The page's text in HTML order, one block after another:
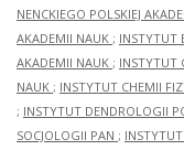
NENCKIEGO POLSKIEJ
AKADEMII NAUK ; INSTYTUT
AKADEMII NAUK ; INSTYTUT
NAUK ; INSTYTUT CHEMII
; INSTYTUT DENDROLOGII
SOCJOLOGII PAN ;